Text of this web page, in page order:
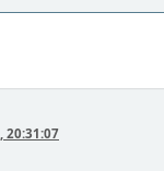
20:31:07